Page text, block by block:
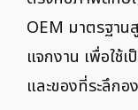
OEM มาตรฐาน
แจกงาน เพื่อใช้
และของที่ระลึกอ